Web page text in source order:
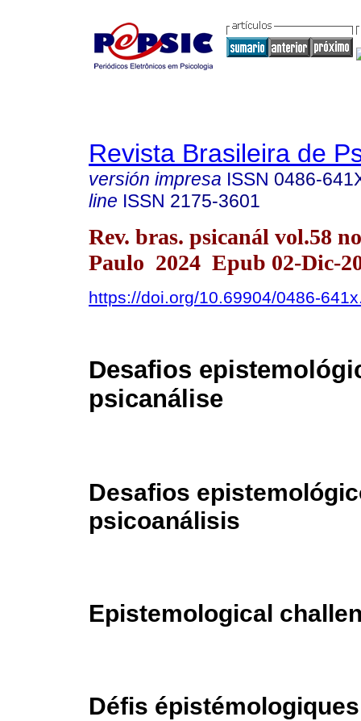
Revista Brasileira de
versión impresa ISSN 0486-
line ISSN 2175-3601
Rev. bras. psicanál vol.58
Paulo 2024 Epub 02-Dic-
https://doi.org/10.69904/0486-
Desafios
psicanálise
Desafios
psicoanálisis
Epistemological
Défis